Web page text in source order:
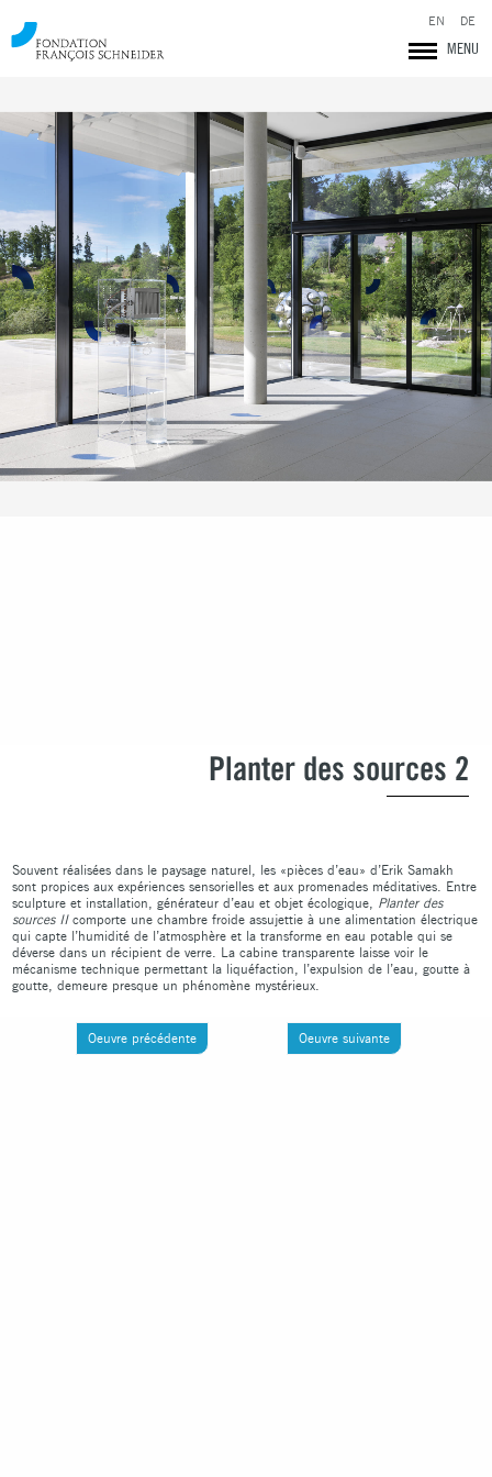
Fondation François Schneider
MENU
EN DE
Planter des sources 2
Souvent réalisées dans le paysage naturel, les «pièces d’eau» d’Erik Samakh
sont propices aux expériences sensorielles et aux promenades méditatives. Entre
sculpture et installation, générateur d’eau et objet écologique, Planter des
sources II comporte une chambre froide assujettie à une alimentation électrique
qui capte l’humidité de l’atmosphère et la transforme en eau potable qui se
déverse dans un récipient de verre. La cabine transparente laisse voir le
mécanisme technique permettant la liquéfaction, l’expulsion de l’eau, goutte à
goutte, demeure presque un phénomène mystérieux.
Oeuvre précédente Oeuvre suivante